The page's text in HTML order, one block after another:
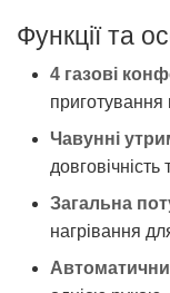
Функції та
4 газові
приготування
Чавунні
довговічність
Загальна
нагрівання